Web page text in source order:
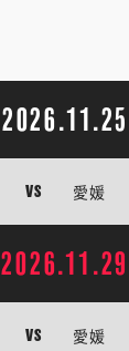
2026.11.25
VS 愛媛
2026.11.29
VS 愛媛